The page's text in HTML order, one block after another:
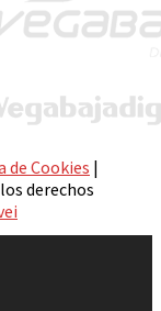
de Cookies |
derechos